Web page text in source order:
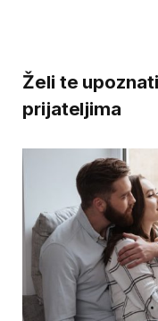
Želi te
prijateljima